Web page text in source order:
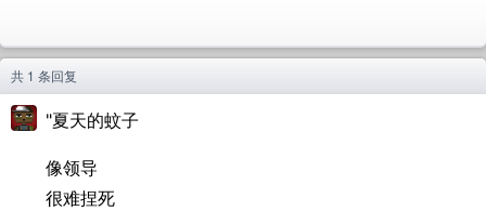
共 1 条回复
"夏天的蚊子
像领导
很难捏死